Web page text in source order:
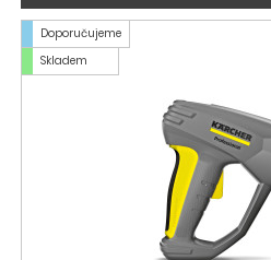
Doporučujeme
Skladem